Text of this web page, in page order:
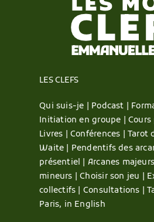
LES CLEFS
Qui suis-je | Podcast |
Initiation en groupe |Cours
Livres |Conférences |Tarot
Waite | Pendentifs des
présentiel | Arcanes majeurs
mineurs |Choisir son jeu |
collectifs | Consultations |
Paris, in English